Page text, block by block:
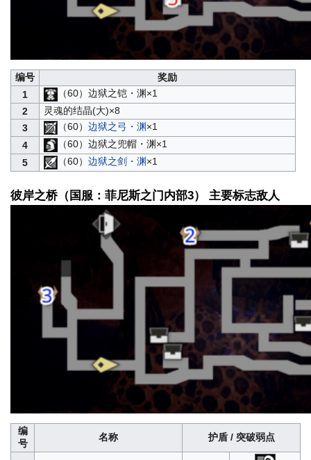
编号
奖励
1
（60）边狱之铠・渊×1
2
灵魂的结晶(大)×8
3
（60） 边狱之弓・渊×1
4
（60）边狱之兜帽・渊×1
5
（60） 边狱之剑・渊×1
彼岸之桥（国服：菲尼斯之门内部3） 主要标志敌人
编
号
名称 护盾 / 突破弱点